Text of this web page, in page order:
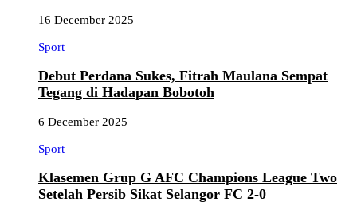
16 December 2025
Sport
Debut Perdana Sukes, Fitrah Maulana Sempat
Tegang di Hadapan Bobotoh
6 December 2025
Sport
Klasemen Grup G AFC Champions League Two
Setelah Persib Sikat Selangor FC 2-0